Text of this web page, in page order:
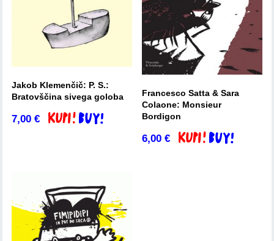
Jakob Klemenčič: P. S.:
Bratovščina sivega goloba
7,00€ Dodaj v košarico
Francesco Satta & Sara
Colaone: Monsieur
Bordigon
6,00€ Dodaj v košarico